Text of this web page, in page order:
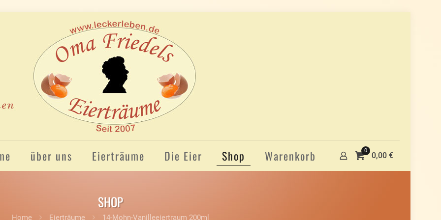
über uns Eierträume Die Eier Shop Warenkorb 0
0,00 €
SHOP
Home Eierträume 14-Mohn-Vanilleeiertraum 200ml